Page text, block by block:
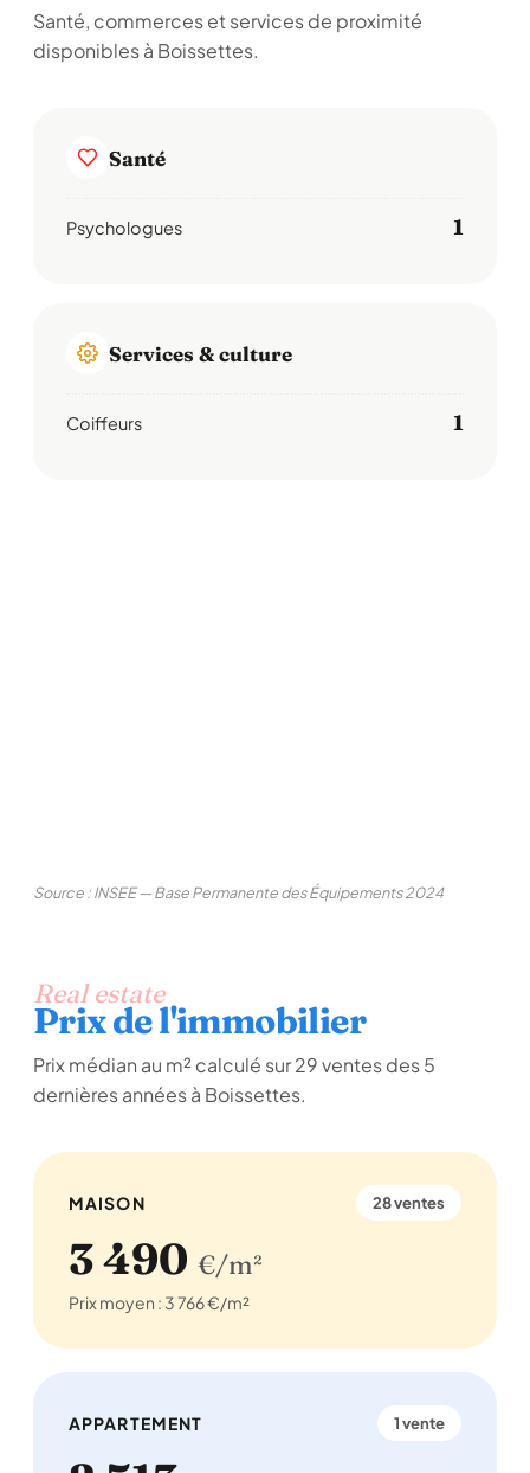
Santé, commerces et services de proximité
disponibles à Boissettes.
Santé
Psychologues 1
Services & culture
Coiffeurs 1
Source : INSEE — Base Permanente des Équipements 2024
Real estate
Prix de l'immobilier
Prix médian au m² calculé sur 29 ventes des 5
dernières années à Boissettes.
MAISON 28 ventes
3 490 €/m²
Prix moyen : 3 766 €/m²
APPARTEMENT 1 vente